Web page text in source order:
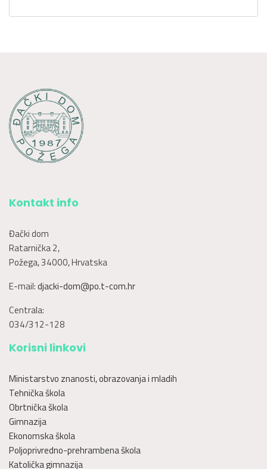
Kontakt info
Đački dom
Ratarnička 2,
Požega, 34000, Hrvatska
E-mail:djacki-dom@po.t-com.hr
Centrala:
034/312-128
Korisni linkovi
Ministarstvo znanosti, obrazovanja i mladih
Tehnička škola
Obrtnička škola
Gimnazija
Ekonomska škola
Poljoprivredno-prehrambena škola
Katolička gimnazija